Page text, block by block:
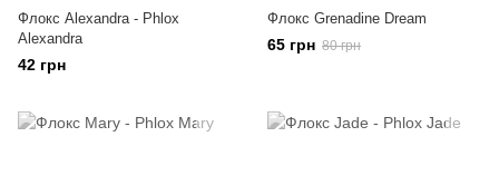
Флокс Alexandra - Phlox
Alexandra
42 грн
Флокс Grenadine Dream
65 грн 80 грн